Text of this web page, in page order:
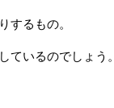
するもの。
ているのでしょう。